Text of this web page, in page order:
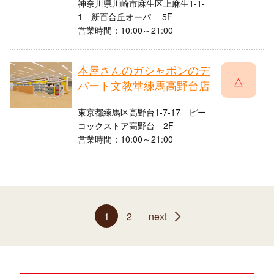
神奈川県川崎市麻生区上麻生1-1-
1 新百合丘オーパ 5F
営業時間：10:00～21:00
本屋さんのガシャポンのデ
パート文教堂練馬高野台店
東京都練馬区高野台1-7-17 ピー
コックストア高野台 2F
営業時間：10:00～21:00
△
1 2 next